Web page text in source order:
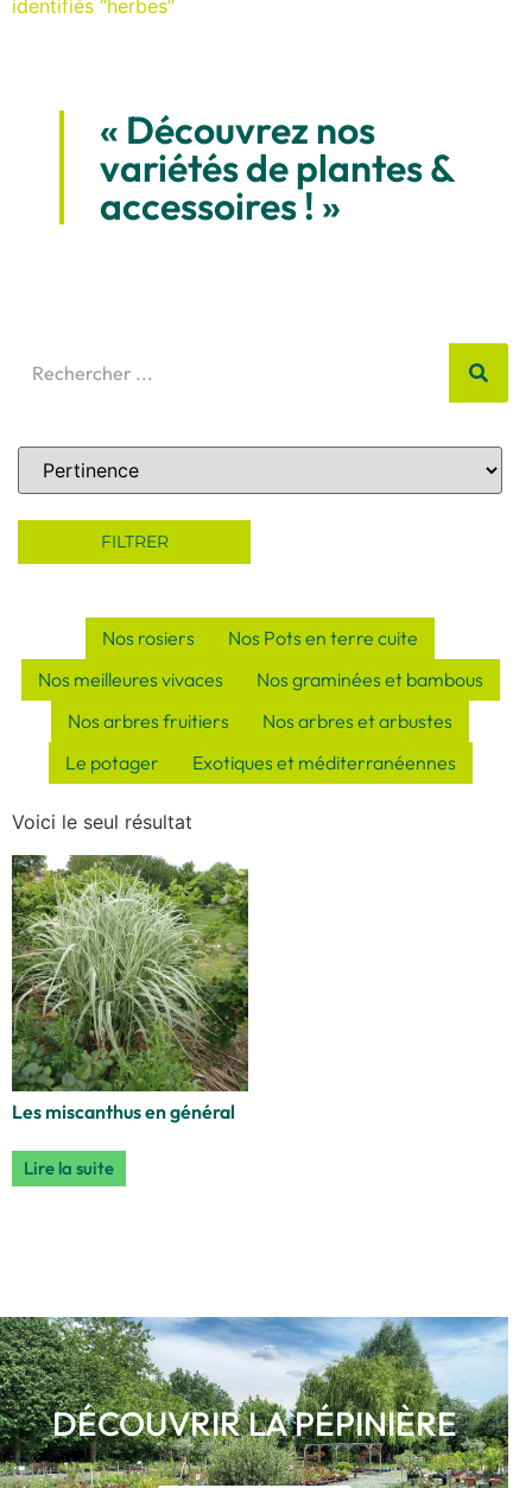
identifiés “herbes”
« Découvrez nos
variétés de plantes &
accessoires ! »
Sort Products
FILTRER
Nos rosiers
Nos Pots en terre cuite
Nos meilleures vivaces
Nos graminées et bambous
Nos arbres fruitiers
Nos arbres et arbustes
Le potager
Exotiques et méditerranéennes
Voici le seul résultat
Les miscanthus en général
Lire la suite
DÉCOUVRIR LA PÉPINIÈRE